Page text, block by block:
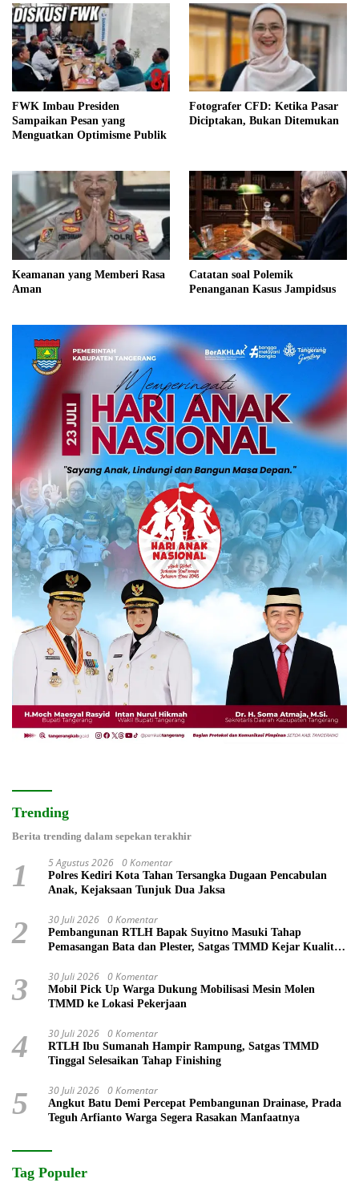
FWK Imbau Presiden
Sampaikan Pesan yang
Menguatkan Optimisme Publik
Fotografer CFD: Ketika Pasar
Diciptakan, Bukan Ditemukan
Keamanan yang Memberi Rasa
Aman
Catatan soal Polemik
Penanganan Kasus Jampidsus
Trending
Berita trending dalam sepekan terakhir
1 5 Agustus 2026 0 Komentar
Polres Kediri Kota Tahan Tersangka Dugaan Pencabulan
Anak, Kejaksaan Tunjuk Dua Jaksa
2 30 Juli 2026 0 Komentar
Pembangunan RTLH Bapak Suyitno Masuki Tahap
Pemasangan Bata dan Plester, Satgas TMMD Kejar Kualitas
3 30 Juli 2026 0 Komentar
Mobil Pick Up Warga Dukung Mobilisasi Mesin Molen
TMMD ke Lokasi Pekerjaan
4 30 Juli 2026 0 Komentar
RTLH Ibu Sumanah Hampir Rampung, Satgas TMMD
Tinggal Selesaikan Tahap Finishing
5 30 Juli 2026 0 Komentar
Angkut Batu Demi Percepat Pembangunan Drainase, Prada
Teguh Arfianto Warga Segera Rasakan Manfaatnya
Tag Populer